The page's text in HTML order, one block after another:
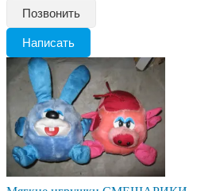
Позвонить
Написать